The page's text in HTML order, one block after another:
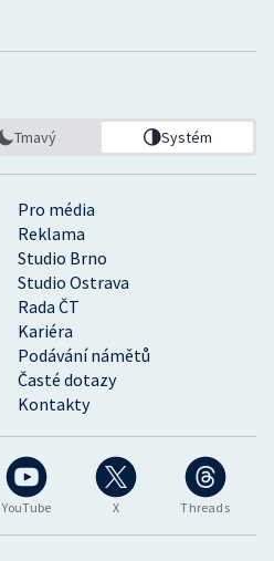
YouTube X Threads
Pro média
Reklama
Studio Brno
Studio Ostrava
Rada ČT
Kariéra
Podávání námětů
Časté dotazy
Kontakty
Tmavý Systém